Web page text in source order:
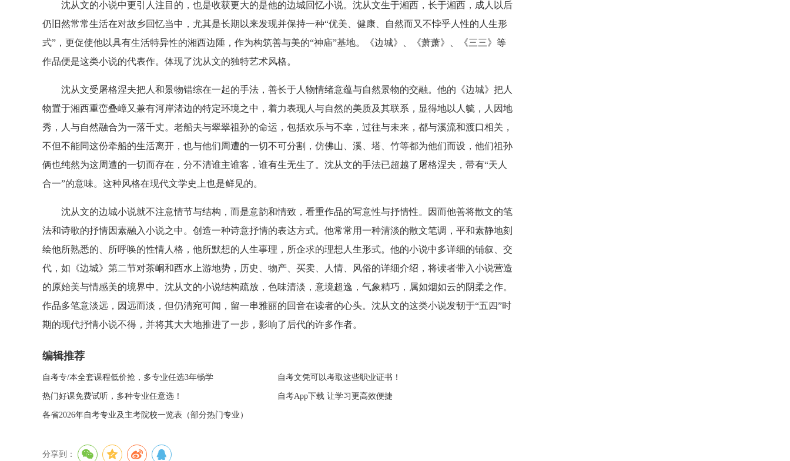
沈从文的小说中更引人注目的，也是收获更大的是他的边城回忆小说。沈从文生于湘西，长于湘西，成人以后
仍旧然常常生活在对故乡回忆当中，尤其是长期以来发现并保持一种“优美、健康、自然而又不悖乎人性的人生形
式”，更促使他以具有生活特异性的湘西边陲，作为构筑善与美的“神庙”基地。《边城》、《萧萧》、《三三》等
作品便是这类小说的代表作。体现了沈从文的独特艺术风格。
沈从文受屠格涅夫把人和景物错综在一起的手法，善长于人物情绪意蕴与自然景物的交融。他的《边城》把人
物置于湘西重峦叠嶂又兼有河岸渚边的特定环境之中，着力表现人与自然的美质及其联系，显得地以人毓，人因地
秀，人与自然融合为一落千丈。老船夫与翠翠祖孙的命运，包括欢乐与不幸，过往与未来，都与溪流和渡口相关，
不但不能同这份牵船的生活离开，也与他们周遭的一切不可分割，仿佛山、溪、塔、竹等都为他们而设，他们祖孙
俩也纯然为这周遭的一切而存在，分不清谁主谁客，谁有生无生了。沈从文的手法已超越了屠格涅夫，带有“天人
合一”的意味。这种风格在现代文学史上也是鲜见的。
沈从文的边城小说就不注意情节与结构，而是意韵和情致，看重作品的写意性与抒情性。因而他善将散文的笔
法和诗歌的抒情因素融入小说之中。创造一种诗意抒情的表达方式。他常常用一种清淡的散文笔调，平和素静地刻
绘他所熟悉的、所呼唤的性情人格，他所默想的人生事理，所企求的理想人生形式。他的小说中多详细的铺叙、交
代，如《边城》第二节对茶峒和酉水上游地势，历史、物产、买卖、人情、风俗的详细介绍，将读者带入小说营造
的原始美与情感美的境界中。沈从文的小说结构疏放，色味清淡，意境超逸，气象精巧，属如烟如云的阴柔之作。
作品多笔意淡远，因远而淡，但仍清宛可闻，留一串雅丽的回音在读者的心头。沈从文的这类小说发韧于“五四”时
期的现代抒情小说不得，并将其大大地推进了一步，影响了后代的许多作者。
编辑推荐
自考专/本全套课程低价抢，多专业任选3年畅学 自考文凭可以考取这些职业证书！
热门好课免费试听，多种专业任意选！ 自考App下载 让学习更高效便捷
各省2026年自考专业及主考院校一览表（部分热门专业）
分享到：